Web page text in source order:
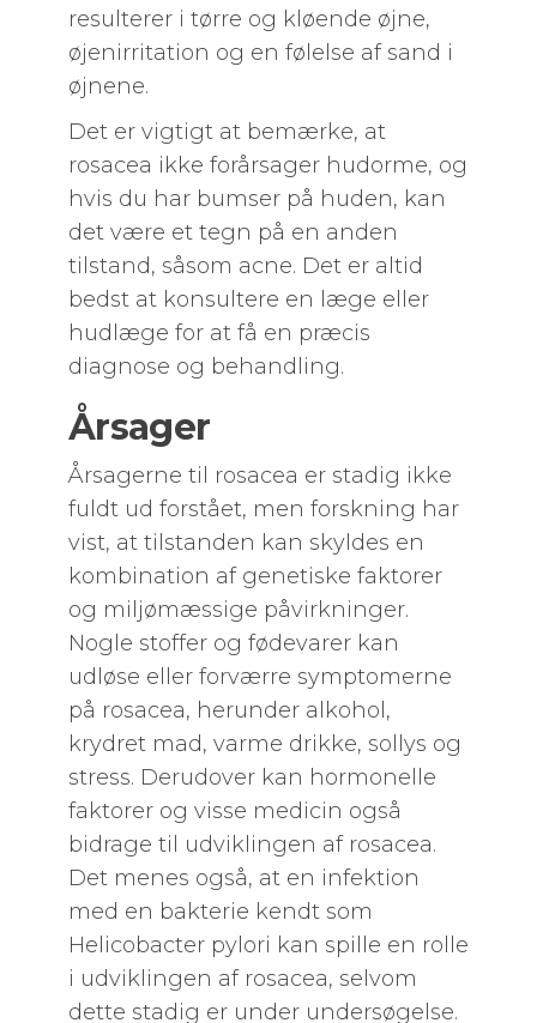
resulterer i tørre og kløende øjne,
øjenirritation og en følelse af sand i
øjnene.
Det er vigtigt at bemærke, at
rosacea ikke forårsager hudorme, og
hvis du har bumser på huden, kan
det være et tegn på en anden
tilstand, såsom acne. Det er altid
bedst at konsultere en læge eller
hudlæge for at få en præcis
diagnose og behandling.
Årsager
Årsagerne til rosacea er stadig ikke
fuldt ud forstået, men forskning har
vist, at tilstanden kan skyldes en
kombination af genetiske faktorer
og miljømæssige påvirkninger.
Nogle stoffer og fødevarer kan
udløse eller forværre symptomerne
på rosacea, herunder alkohol,
krydret mad, varme drikke, sollys og
stress. Derudover kan hormonelle
faktorer og visse medicin også
bidrage til udviklingen af rosacea.
Det menes også, at en infektion
med en bakterie kendt som
Helicobacter pylori kan spille en rolle
i udviklingen af rosacea, selvom
dette stadig er under undersøgelse.